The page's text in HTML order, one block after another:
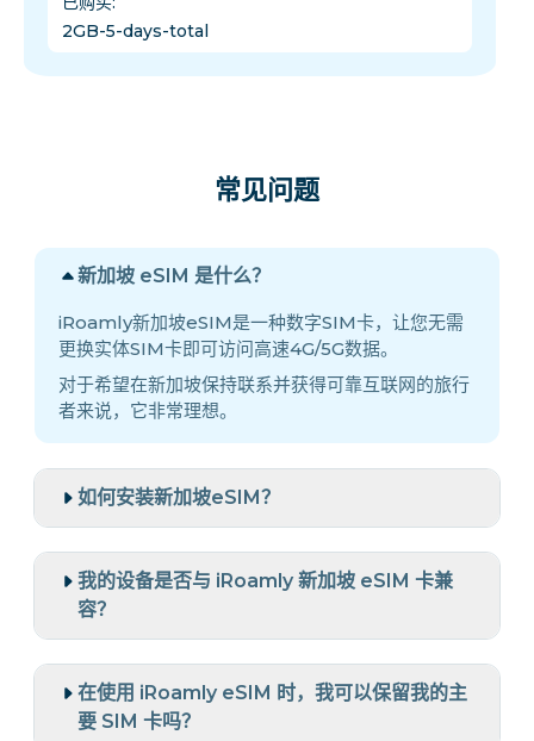
2GB-5-days-total
常见问题
新加坡 eSIM 是什么？
iRoamly新加坡eSIM是一种数字SIM卡，让您无需
更换实体SIM卡即可访问高速4G/5G数据。
对于希望在新加坡保持联系并获得可靠互联网的旅行
者来说，它非常理想。
如何安装新加坡eSIM？
我的设备是否与 iRoamly 新加坡 eSIM 卡兼
容？
在使用 iRoamly eSIM 时，我可以保留我的主
要 SIM 卡吗？